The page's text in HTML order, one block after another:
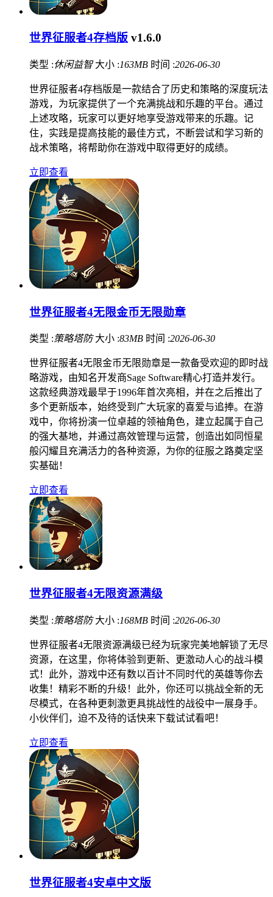
世界征服者4存档版 v1.6.0
类型 :休闲益智 大小 :163MB 时间 :2026-06-30
世界征服者4存档版是一款结合了历史和策略的深度玩法
游戏，为玩家提供了一个充满挑战和乐趣的平台。通过
上述攻略，玩家可以更好地享受游戏带来的乐趣。记
住，实践是提高技能的最佳方式，不断尝试和学习新的
战术策略，将帮助你在游戏中取得更好的成绩。
立即查看
世界征服者4无限金币无限勋章
类型 :策略塔防 大小 :83MB 时间 :2026-06-30
世界征服者4无限金币无限勋章是一款备受欢迎的即时战
略游戏，由知名开发商Sage Software精心打造并发行。
这款经典游戏最早于1996年首次亮相，并在之后推出了
多个更新版本，始终受到广大玩家的喜爱与追捧。在游
戏中，你将扮演一位卓越的领袖角色，建立起属于自己
的强大基地，并通过高效管理与运营，创造出如同恒星
般闪耀且充满活力的各种资源，为你的征服之路奠定坚
实基础！
立即查看
世界征服者4无限资源满级
类型 : 策略塔防 大小 :168MB 时间 :2026-06-30
世界征服者4无限资源满级已经为玩家完美地解锁了无尽
资源，在这里，你将体验到更新、更激动人心的战斗模
式！此外，游戏中还有数以百计不同时代的英雄等你去
收集！精彩不断的升级！此外，你还可以挑战全新的无
尽模式，在各种更刺激更具挑战性的战役中一展身手。
小伙伴们，迫不及待的话快来下载试试看吧！
立即查看
世界征服者4安卓中文版